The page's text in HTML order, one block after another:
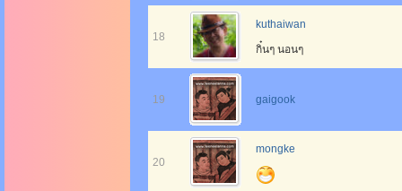
18
kuthaiwan
กิ๋นๆ นอนๆ
19 gaigook
20
mongke